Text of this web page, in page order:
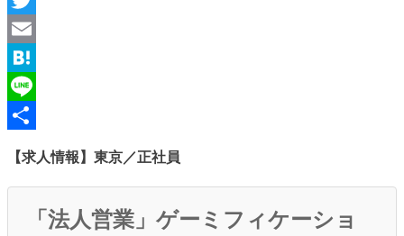
Twitter
Email
Hatena
Line
【求人情報】東京／正社員
「法人営業」ゲーミフィケーショ